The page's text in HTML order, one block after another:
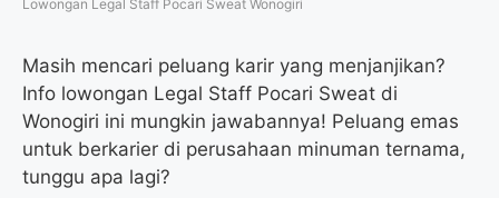
Lowongan Legal Staff Pocari Sweat Wonogiri
Masih mencari peluang karir yang menjanjikan?
Info lowongan Legal Staff Pocari Sweat di
Wonogiri ini mungkin jawabannya! Peluang emas
untuk berkarier di perusahaan minuman ternama,
tunggu apa lagi?